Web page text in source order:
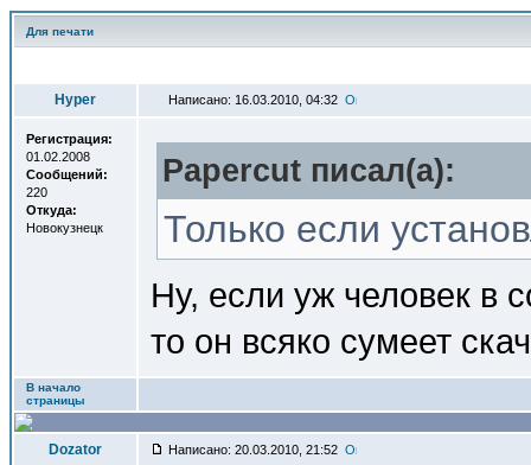
Для печати
Hyper Написано: 16.03.2010, 04:32
Регистрация:
01.02.2008
Сообщений:
220
Откуда:
Новокузнецк
Papercut писал(a):
Только если
Ну, если уж человек в
то он всяко сумеет
В начало
страницы
Dozator Написано: 20.03.2010, 21:52